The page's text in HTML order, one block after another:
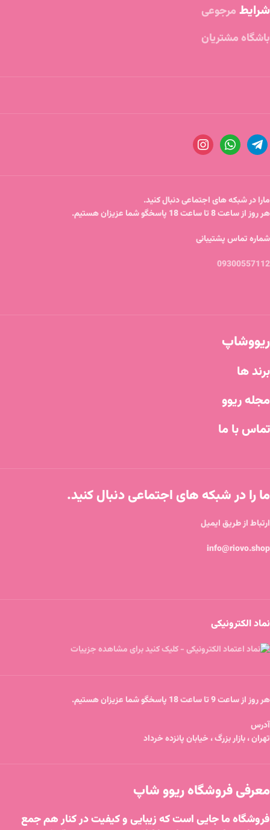
شرایط مرجوعی
باشگاه مشتریان
مارا در شبکه های اجتماعی دنبال کنید.
هر روز از ساعت 8 تا ساعت 18 پاسخگو شما عزیزان هستیم.
شماره تماس پشتیبانی
09300557112
ریووشاپ
برند ها
مجله ریوو
تماس با ما
ما را در شبکه های اجتماعی دنبال کنید.
ارتباط از طریق ایمیل
info@riovo.shop
نماد الکترونیکی
هر روز از ساعت 9 تا ساعت 18 پاسخگو شما عزیزان هستیم.
آدرس
تهران ، بازار بزرگ ، خیابان پانزده خرداد
معرفی فروشگاه ریوو شاپ
فروشگاه ما جایی است که زیبایی و کیفیت در کنار هم جمع